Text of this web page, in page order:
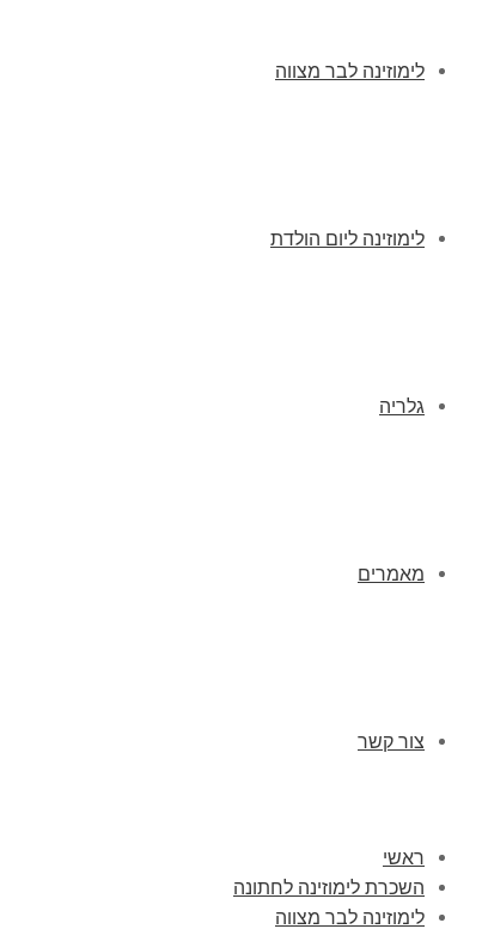
לימוזינה לבר מצווה
לימוזינה ליום הולדת
גלריה
מאמרים
צור קשר
ראשי
השכרת לימוזינה לחתונה
לימוזינה לבר מצווה